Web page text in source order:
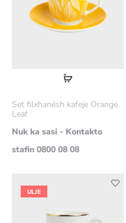
Lexoni
Set filxhanësh kafeje Orange
Leaf
Nuk ka sasi - Kontakto
stafin 0800 08 08
ULJE